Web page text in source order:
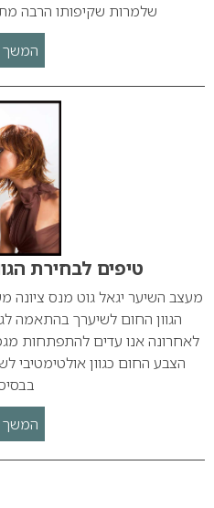
שלמרות שקיפותו הרבה
המשך
טיפים לבחירת
מעצב השיער יגאל גוט מנס
הגוון החום לשיערך בהתאמה
לאחרונה אנו עדים להתפתחות
הצבע החום כגוון אולטימטיבי
המשך